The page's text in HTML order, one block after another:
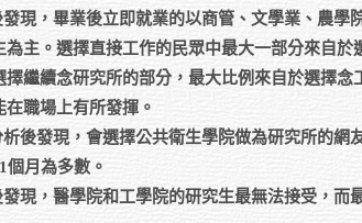
現，畢業後立即就業的以商管、文學業、農學
主。選擇直接工作的民眾中最大一部分來自於
繼續念研究所的部分，最大比例來自於選擇念
職場上有所發揮。
後發現，會選擇公共衛生學院做為研究所的網
月為多數。
現，醫學院和工學院的研究生最無法接受，而